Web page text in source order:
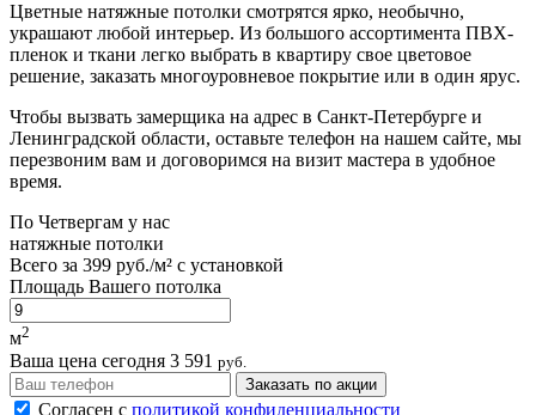
Цветные натяжные потолки смотрятся ярко, необычно,
украшают любой интерьер. Из большого ассортимента ПВХ-
пленок и ткани легко выбрать в квартиру свое цветовое
решение, заказать многоуровневое покрытие или в один ярус.
Чтобы вызвать замерщика на адрес в Санкт-Петербурге и
Ленинградской области, оставьте телефон на нашем сайте, мы
перезвоним вам и договоримся на визит мастера в удобное
время.
По Четвергам у нас
натяжные потолки
Всего за 399 руб./м² с установкой
Площадь Вашего потолка
м2
Ваша цена сегодня 3 591 руб.
Заказать по акции
Согласен с политикой конфиденциальности